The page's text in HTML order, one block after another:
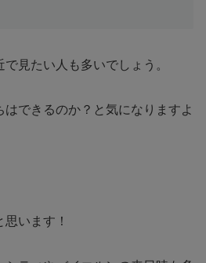
見たい人も多いでしょう。
できるのか？と気になりますよ
思います！